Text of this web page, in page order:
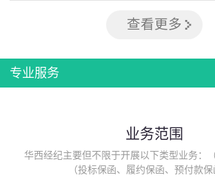
查看更多
专业服务
业务范围
华西经纪主要但不限于开展以下类型业务：
（投标保函、履约保函、预付款保